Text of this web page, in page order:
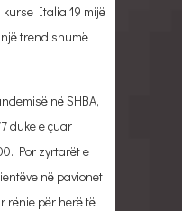
kurse Italia 19 mijë
trend shumë
në SHBA,
duke e çuar
Por zyrtarët e
në pavionet
rënie për herë të